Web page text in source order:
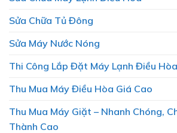
Sửa Chữa Tủ Đông
Sửa Máy Nước Nóng
Thi Công Lắp Đặt Máy Lạnh Điều Hòa
Thu Mua Máy Điều Hòa Giá Cao
Thu Mua Máy Giặt – Nhanh Chóng,
Thành Cao